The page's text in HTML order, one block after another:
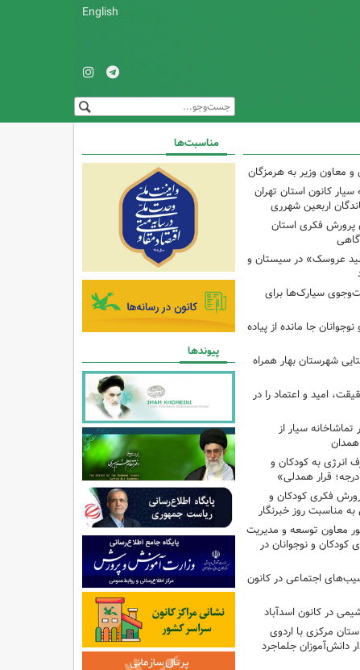
English
معاون وزیر به هرمزگان
سیار کانون استان تهران
اربعین شهرری
پرورش فکری استان
عروسک» در سیستان و
سیارک‌ها برای
جا مانده از پیاده
شهرستان بهار همراه
امید و اعتماد را در
سیار از
همدان
به کودکان و
فکری کودکان و
مناسبت روز خبرنگار
معاون توسعه و مدیریت
کودکان و نوجوانان در
اجتماعی در کانون
در کانون اسدآباد
مرکزی با اردوی
دانش‌آموزان جلماجرد
مناسبت‌ها
پیوندها